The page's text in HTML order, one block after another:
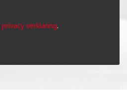
privacy verklaring.